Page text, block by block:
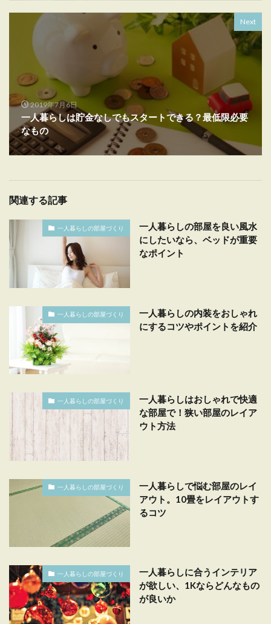
Next
2019年7月6日
一人暮らしは貯金なしでもスタートできる？最低限必要
なもの
関連する記事
一人暮らしの部屋づくり
一人暮らしの部屋を良い風水
にしたいなら、ベッドが重要
なポイント
一人暮らしの部屋づくり
一人暮らしの内装をおしゃれ
にするコツやポイントを紹介
一人暮らしの部屋づくり
一人暮らしはおしゃれで快適
な部屋で！狭い部屋のレイア
ウト方法
一人暮らしの部屋づくり
一人暮らしで悩む部屋のレイ
アウト。10畳をレイアウトす
るコツ
一人暮らしの部屋づくり
一人暮らしに合うインテリア
が欲しい、1Kならどんなもの
が良いか